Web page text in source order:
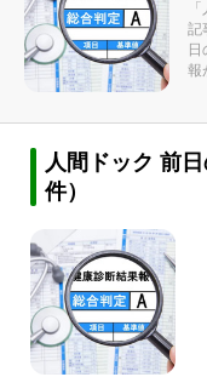
記
報
人間ドック 前
件）